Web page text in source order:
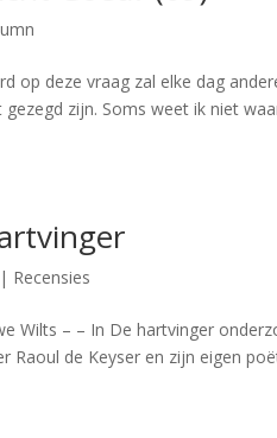
deze vraag zal elke dag
zijn. Soms weet ik niet
| Recensies
Wilts – – In De hartvinger
Raoul de Keyser en zijn eigen